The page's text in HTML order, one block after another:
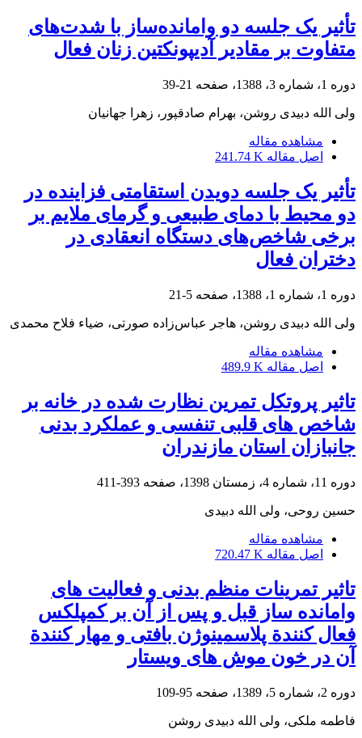
تأثیر یک جلسه دو وامانده‌ساز با شدت‌های
متفاوت بر مقادیر آدیپونکتین زنان فعال
دوره 1، شماره 3، 1388، صفحه 21-39
ولی الله دبیدی روشن، بهرام صادقپور، زهرا جهانیان
مشاهده مقاله
اصل مقاله 241.74 K
تأثیر یک جلسه دویدن استقامتی فزاینده در
دو محیط با دمای طبیعی و گرمای ملایم بر
برخی شاخص‌های دستگاه انعقادی در
دختران فعال
دوره 1، شماره 1، 1388، صفحه 5-21
ولی الله دبیدی روشن، هاجر عباس‌زاده صورتی، ضیاء فلاح محمدی
مشاهده مقاله
اصل مقاله 489.9 K
تاثیر پروتکل تمرین نظارت شده در خانه بر
شاخص های قلبی تنفسی و عملکرد بدنی
جانبازان استان مازندران
دوره 11، شماره 4، زمستان 1398، صفحه 393-411
حسین روحی، ولی الله دبیدی
مشاهده مقاله
اصل مقاله 720.47 K
تاثیر تمرینات منظم بدنی و فعالیت های
وامانده ساز قبل و پس از آن بر کمپلکس
فعال کنندة پلاسمینوژن بافتی و مهار کنندة
آن در خون موش های ویستار
دوره 2، شماره 5، 1389، صفحه 95-109
فاطمه ملکی، ولی الله دبیدی روشن